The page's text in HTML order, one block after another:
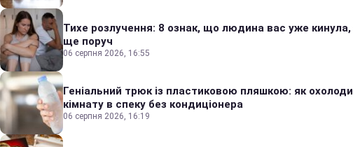
Тихе розлучення: 8 ознак, що людина вас уже кинула,
ще поруч
06 серпня 2026, 16:55
Геніальний трюк із пластиковою пляшкою: як
кімнату в спеку без кондиціонера
06 серпня 2026, 16:19